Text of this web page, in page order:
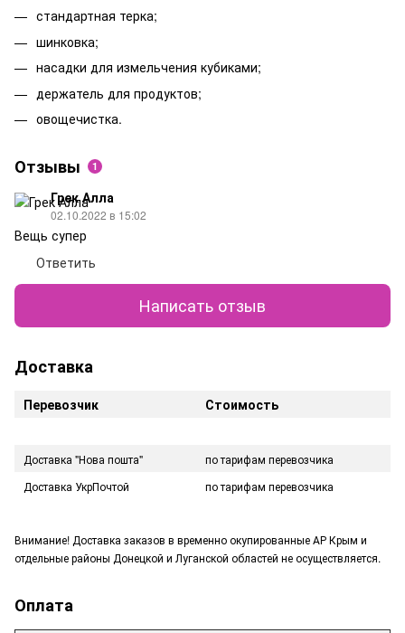
стандартная терка;
шинковка;
насадки для измельчения кубиками;
держатель для продуктов;
овощечистка.
Отзывы 1
Грек Алла
02.10.2022 в 15:02
Вещь супер
Ответить
Написать отзыв
Доставка
Перевозчик Стоимость
Доставка "Нова пошта"
по тарифам перевозчика
Доставка УкрПочтой
по тарифам перевозчика
Внимание! Доставка заказов в временно окупированные АР Крым и
отдельные районы Донецкой и Луганской областей не осуществляется.
Оплата